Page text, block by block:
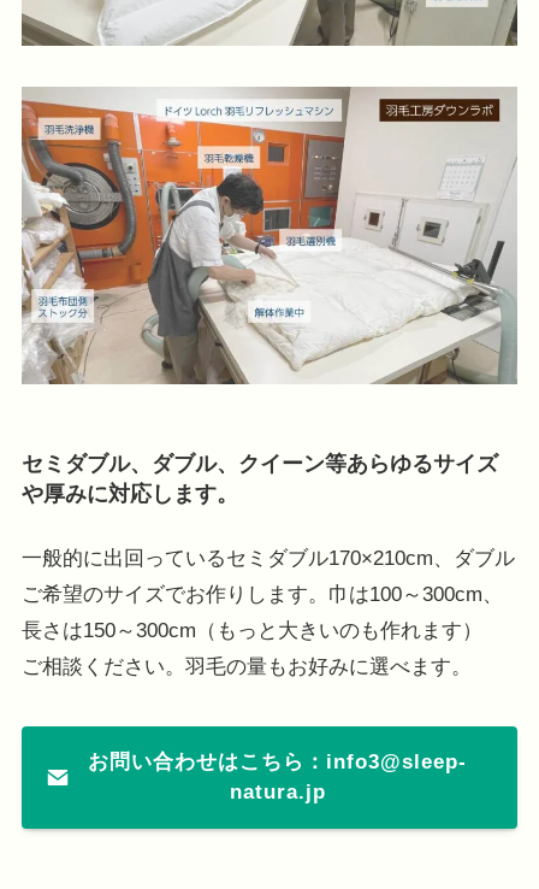
セミダブル、ダブル、クイーン等あらゆるサイズ
や厚みに対応します。
一般的に出回っているセミダブル170×210cm、ダブル
ご希望のサイズでお作りします。巾は100～300cm、
長さは150～300cm（もっと大きいのも作れます）
ご相談ください。羽毛の量もお好みに選べます。
お問い合わせはこちら：info3@sleep-
natura.jp